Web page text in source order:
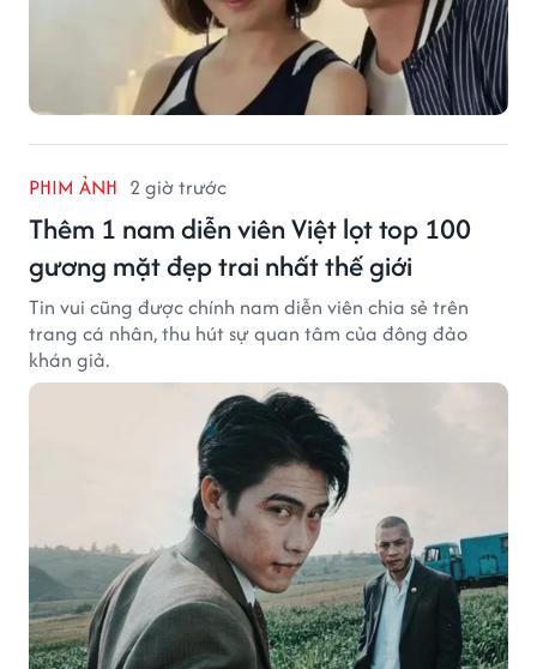
PHIM ẢNH 2 giờ trước
Thêm 1 nam diễn viên Việt lọt top 100
gương mặt đẹp trai nhất thế giới
Tin vui cũng được chính nam diễn viên chia sẻ trên
trang cá nhân, thu hút sự quan tâm của đông đảo
khán giả.